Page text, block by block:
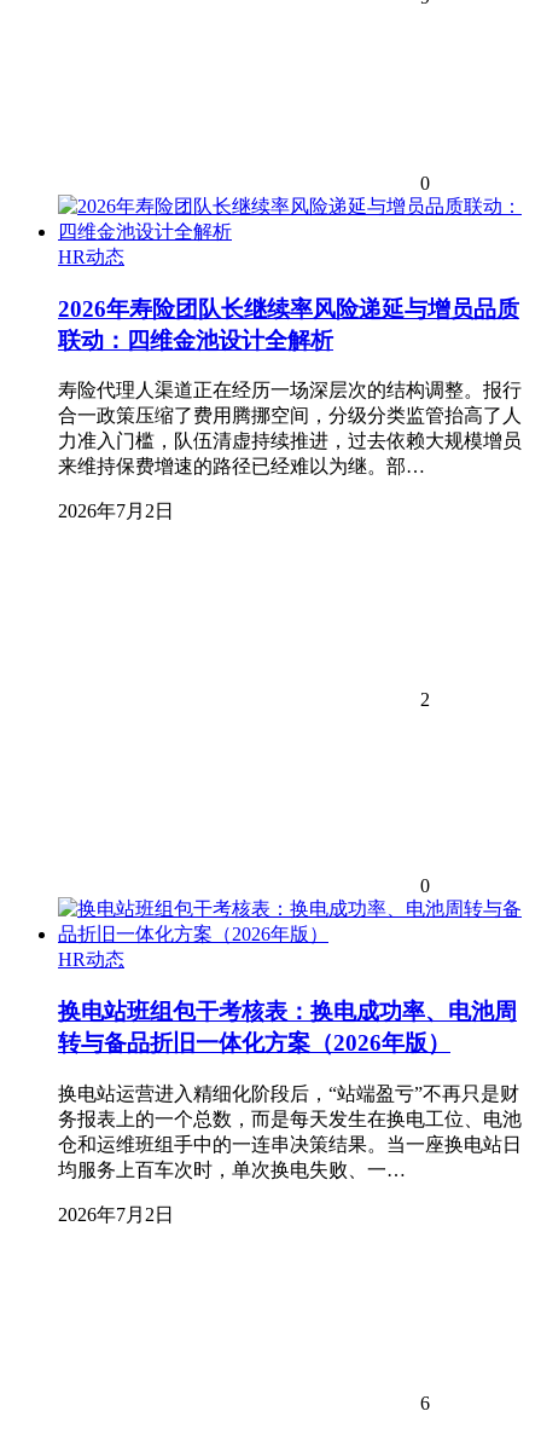
0
HR动态
2026年寿险团队长继续率风险递延与增员品质
联动：四维金池设计全解析
寿险代理人渠道正在经历一场深层次的结构调整。报行
合一政策压缩了费用腾挪空间，分级分类监管抬高了人
力准入门槛，队伍清虚持续推进，过去依赖大规模增员
来维持保费增速的路径已经难以为继。部…
2026年7月2日
2
0
HR动态
换电站班组包干考核表：换电成功率、电池周
转与备品折旧一体化方案（2026年版）
换电站运营进入精细化阶段后，“站端盈亏”不再只是财
务报表上的一个总数，而是每天发生在换电工位、电池
仓和运维班组手中的一连串决策结果。当一座换电站日
均服务上百车次时，单次换电失败、一…
2026年7月2日
6